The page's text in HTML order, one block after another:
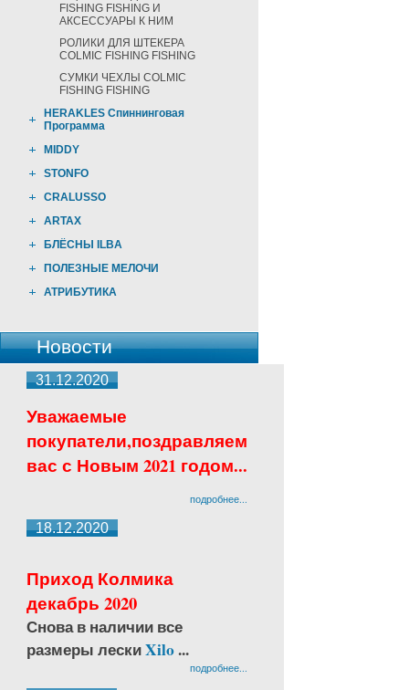
FISHING FISHING И
АКСЕССУАРЫ К НИМ
РОЛИКИ ДЛЯ ШТЕКЕРА
COLMIC FISHING FISHING
СУМКИ ЧЕХЛЫ COLMIC
FISHING FISHING
HERAKLES Спиннинговая
Программа
MIDDY
STONFO
CRALUSSO
ARTAX
БЛЁСНЫ ILBA
ПОЛЕЗНЫЕ МЕЛОЧИ
АТРИБУТИКА
Новости
31.12.2020
Уважаемые
покупатели,поздравляем
вас с Новым 2021 годом...
подробнее...
18.12.2020
Приход Колмика
декабрь 2020
Снова в наличии все
размеры лескиXilo...
подробнее...